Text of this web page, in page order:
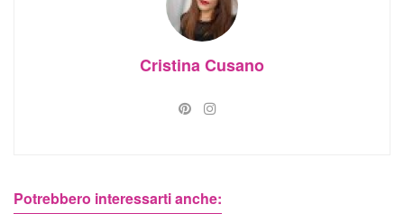
Cristina Cusano
Potrebbero interessarti anche: